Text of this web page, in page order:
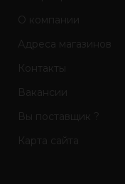
О компании
Адреса магазинов
Контакты
Вакансии
Вы поставщик ?
Карта сайта